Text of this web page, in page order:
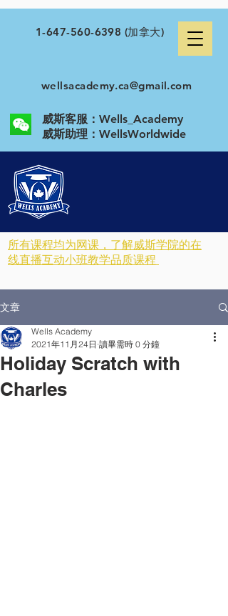
1-647-560-6398 (加拿大)
wellsacademy.ca@gmail.com
威斯客服：Wells_Academy
​威斯助理：WellsWorldwide
所有课程均为网课，了解威斯学院的在
线直播互动小班教学品质课程
文章
Holiday Scratch with
Charles
Wells Academy
2021年11月24日 讀畢需時 0 分鐘